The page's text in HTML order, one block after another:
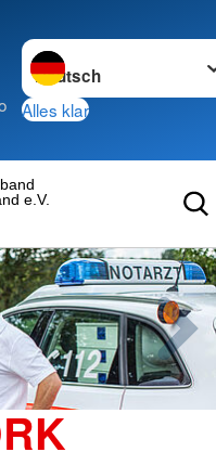
Sprache wechseln zu
Alles klar
e.V.